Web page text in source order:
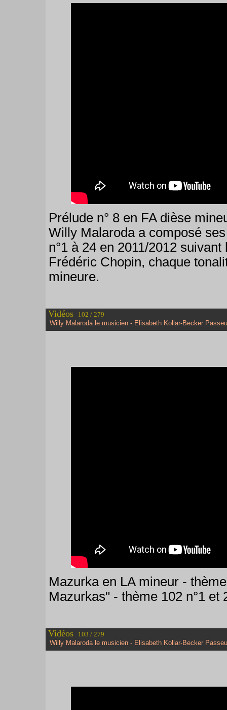
Prélude n° 8 en FA dièse
Willy Malaroda a composé
n°1 à 24 en 2011/2012
Frédéric Chopin, chaque
mineure.
Vidéos 102 / 279
Willy Malaroda le musicien - Elisabeth Kollar-Becker
Mazurka en LA mineur -
Mazurkas" - thème 102 n°1
Vidéos 103 / 279
Willy Malaroda le musicien - Elisabeth Kollar-Becker